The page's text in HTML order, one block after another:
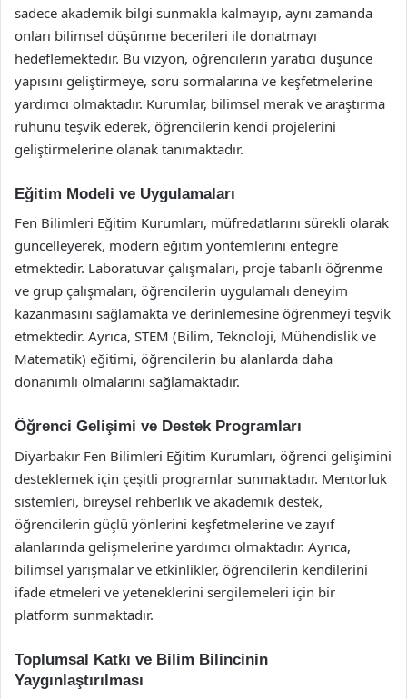
sadece akademik bilgi sunmakla kalmayıp, aynı zamanda
onları bilimsel düşünme becerileri ile donatmayı
hedeflemektedir. Bu vizyon, öğrencilerin yaratıcı düşünce
yapısını geliştirmeye, soru sormalarına ve keşfetmelerine
yardımcı olmaktadır. Kurumlar, bilimsel merak ve araştırma
ruhunu teşvik ederek, öğrencilerin kendi projelerini
geliştirmelerine olanak tanımaktadır.
Eğitim Modeli ve Uygulamaları
Fen Bilimleri Eğitim Kurumları, müfredatlarını sürekli olarak
güncelleyerek, modern eğitim yöntemlerini entegre
etmektedir. Laboratuvar çalışmaları, proje tabanlı öğrenme
ve grup çalışmaları, öğrencilerin uygulamalı deneyim
kazanmasını sağlamakta ve derinlemesine öğrenmeyi teşvik
etmektedir. Ayrıca, STEM (Bilim, Teknoloji, Mühendislik ve
Matematik) eğitimi, öğrencilerin bu alanlarda daha
donanımlı olmalarını sağlamaktadır.
Öğrenci Gelişimi ve Destek Programları
Diyarbakır Fen Bilimleri Eğitim Kurumları, öğrenci gelişimini
desteklemek için çeşitli programlar sunmaktadır. Mentorluk
sistemleri, bireysel rehberlik ve akademik destek,
öğrencilerin güçlü yönlerini keşfetmelerine ve zayıf
alanlarında gelişmelerine yardımcı olmaktadır. Ayrıca,
bilimsel yarışmalar ve etkinlikler, öğrencilerin kendilerini
ifade etmeleri ve yeteneklerini sergilemeleri için bir
platform sunmaktadır.
Toplumsal Katkı ve Bilim Bilincinin
Yaygınlaştırılması